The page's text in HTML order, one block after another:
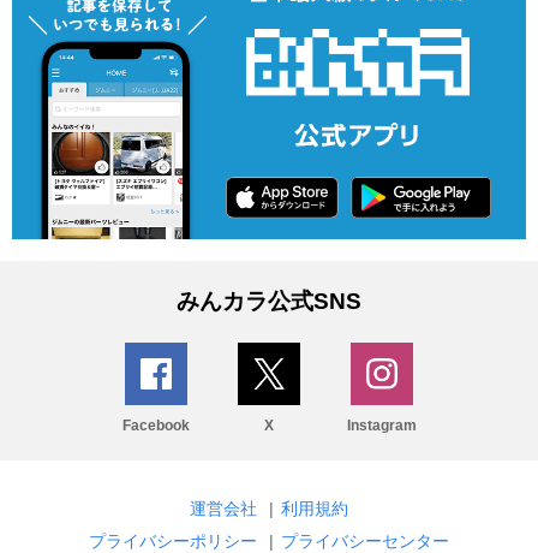
みんカラ公式SNS
Facebook X Instagram
運営会社 | 利用規約
プライバシーポリシー
| プライバシーセンター